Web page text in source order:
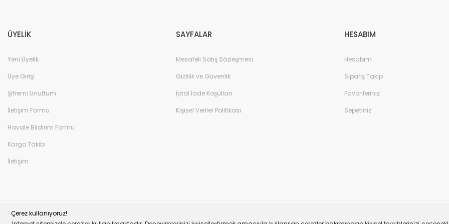
Çerez kullanıyoruz!
ÜYELİK
Yeni Üyelik
Üye Girişi
Şifremi Unuttum
İletişim Formu
Havale Bildirim Formu
Kargo Takibi
İletişim
SAYFALAR
Mesafeli Satış Sözleşmesi
Gizlilik ve Güvenlik
İptal İade Koşullari
Kişisel Veriler Politikası
HESABIM
Hesabım
Sipariş Takip
Favorileriniz
Sepetiniz
© Tüm Hakları Saklıdır. Mavera Otomotiv Photon